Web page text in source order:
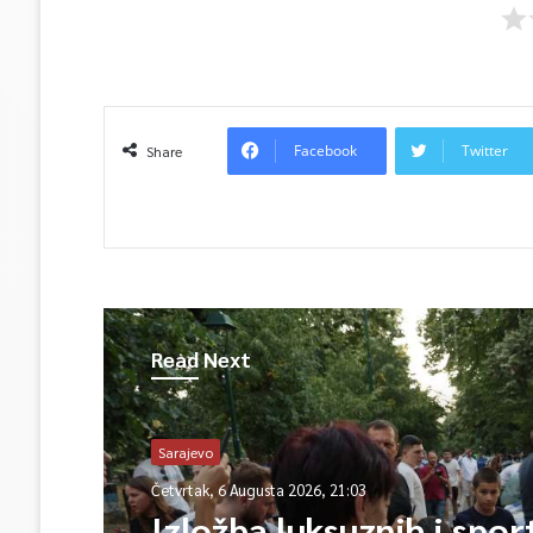
Share Facebook Twitter
Read Next
Sarajevo
Četvrtak, 6 Augusta 2026, 21:03
Sarajevo
Četvrtak, 6 Augusta 2026, 20:48